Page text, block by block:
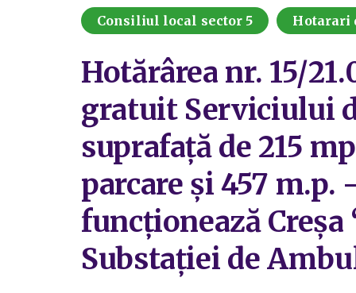
Consiliul local sector 5 Hotarari
Hotărârea nr. 15/
gratuit Serviciului
suprafață de 215
parcare și 457
funcționează
Substației de